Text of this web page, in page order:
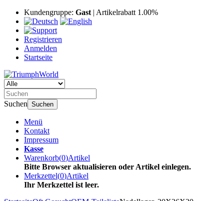
Kundengruppe: Gast | Artikelrabatt 1.00%
Registrieren
Anmelden
Startseite
Suchen Suchen
Menü
Kontakt
Impressum
Kasse
Warenkorb(0)Artikel
Bitte Browser aktualisieren oder Artikel einlegen.
Merkzettel(0)Artikel
Ihr Merkzettel ist leer.